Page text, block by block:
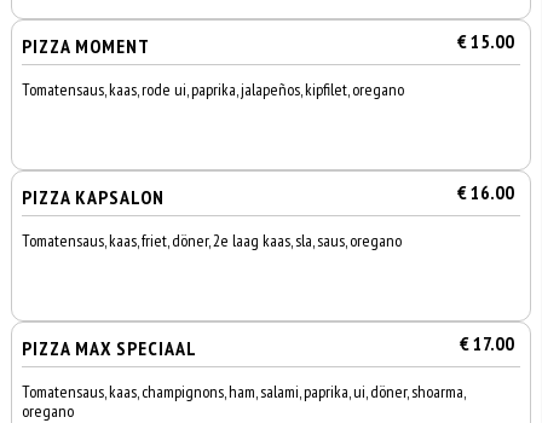
PIZZA MOMENT € 15.00
Tomatensaus, kaas, rode ui, paprika, jalapeños, kipfilet, oregano
PIZZA KAPSALON € 16.00
Tomatensaus, kaas, friet, döner, 2e laag kaas, sla, saus, oregano
PIZZA MAX SPECIAAL € 17.00
Tomatensaus, kaas, champignons, ham, salami, paprika, ui, döner, shoarma,
oregano